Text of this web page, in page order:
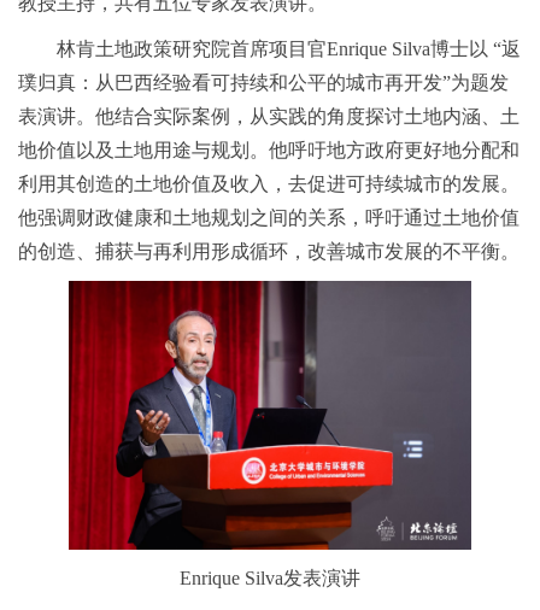
林肯土地政策研究院首席项目官Enrique Silva博士以 “返
璞归真：从巴西经验看可持续和公平的城市再开发”为题发
表演讲。他结合实际案例，从实践的角度探讨土地内涵、土
地价值以及土地用途与规划。他呼吁地方政府更好地分配和
利用其创造的土地价值及收入，去促进可持续城市的发展。
他强调财政健康和土地规划之间的关系，呼吁通过土地价值
的创造、捕获与再利用形成循环，改善城市发展的不平衡。
Enrique Silva发表演讲